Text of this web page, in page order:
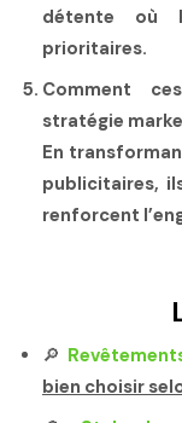
détente où
prioritaires.
Comment
stratégie
En
publicitaires,
renforcent
🔎
bien choisir